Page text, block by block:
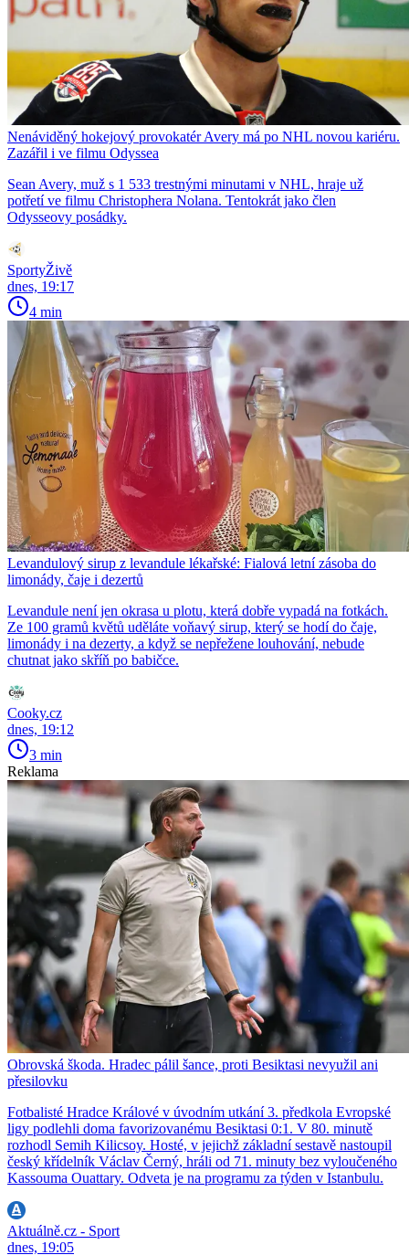
Nenáviděný hokejový provokatér Avery má po NHL novou kariéru.
Zazářil i ve filmu Odyssea
Sean Avery, muž s 1 533 trestnými minutami v NHL, hraje už
potřetí ve filmu Christophera Nolana. Tentokrát jako člen
Odysseovy posádky.
SportyŽivě
dnes, 19:17
4 min
Levandulový sirup z levandule lékařské: Fialová letní zásoba do
limonády, čaje i dezertů
Levandule není jen okrasa u plotu, která dobře vypadá na fotkách.
Ze 100 gramů květů uděláte voňavý sirup, který se hodí do čaje,
limonády i na dezerty, a když se nepřežene louhování, nebude
chutnat jako skříň po babičce.
Cooky.cz
dnes, 19:12
3 min
Reklama
Obrovská škoda. Hradec pálil šance, proti Besiktasi nevyužil ani
přesilovku
Fotbalisté Hradce Králové v úvodním utkání 3. předkola Evropské
ligy podlehli doma favorizovanému Besiktasi 0:1. V 80. minutě
rozhodl Semih Kilicsoy. Hosté, v jejichž základní sestavě nastoupil
český křídelník Václav Černý, hráli od 71. minuty bez vyloučeného
Kassouma Ouattary. Odveta je na programu za týden v Istanbulu.
Aktuálně.cz - Sport
dnes, 19:05